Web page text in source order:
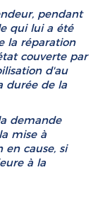
pendant
qui lui a été
la réparation
couverte par
d'au
durée de la
demande
mise à
cause, si
à la